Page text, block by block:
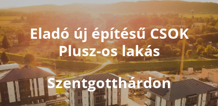
Eladó új építésű CSOK
Plusz-os lakás
Szentgotthárdon